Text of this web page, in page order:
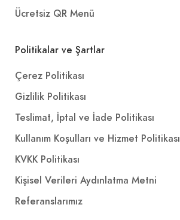
Ücretsiz QR Menü
Politikalar ve Şartlar
Çerez Politikası
Gizlilik Politikası
Teslimat, İptal ve İade Politikası
Kullanım Koşulları ve Hizmet Politikası
KVKK Politikası
Kişisel Verileri Aydınlatma Metni
Referanslarımız